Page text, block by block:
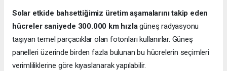
Solar etkide bahsettiğimiz üretim aşamalarını takip eden
hücreler saniyede 300.000 km hızlagüneş radyasyonu
taşıyan temel parçacıklar olan fotonları kullanırlar. Güneş
panelleri üzerinde birden fazla bulunan bu hücrelerin seçimleri
verimliliklerine göre kıyaslanarak yapılabilir.